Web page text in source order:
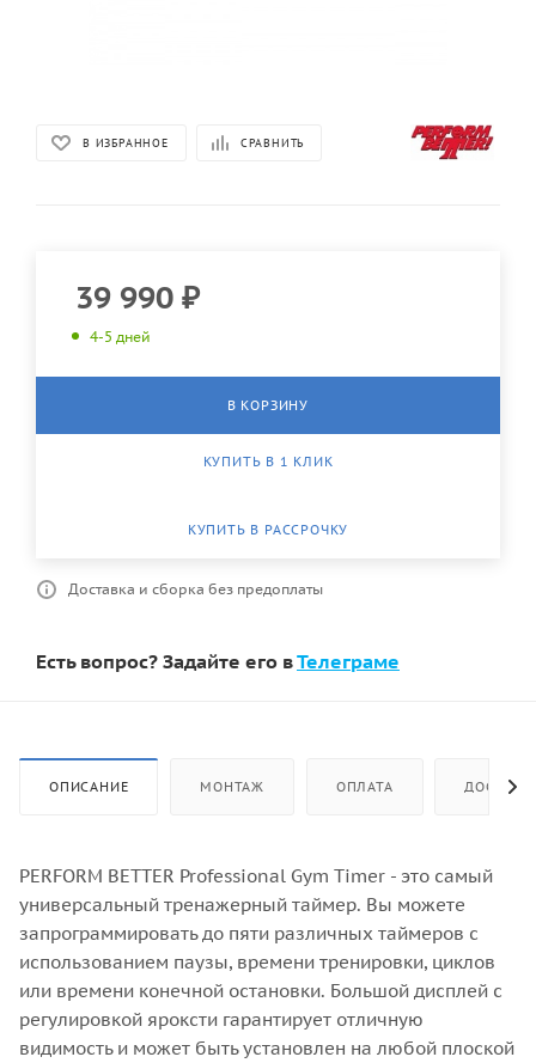
В ИЗБРАННОЕ СРАВНИТЬ
39 990 ₽
4-5 дней
В КОРЗИНУ
КУПИТЬ В 1 КЛИК
КУПИТЬ В РАССРОЧКУ
Доставка и сборка без предоплаты
Есть вопрос? Задайте его вТелеграме
ОПИСАНИЕ МОНТАЖ ОПЛАТА
PERFORM BETTER Professional Gym Timer - это самый
универсальный тренажерный таймер. Вы можете
запрограммировать до пяти различных таймеров с
использованием паузы, времени тренировки, циклов
или времени конечной остановки. Большой дисплей с
регулировкой яроксти гарантирует отличную
видимость и может быть установлен на любой плоской